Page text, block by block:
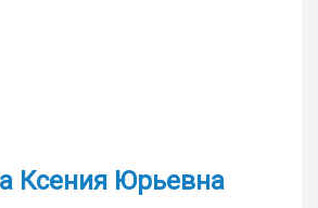
Ксения Юрьевна